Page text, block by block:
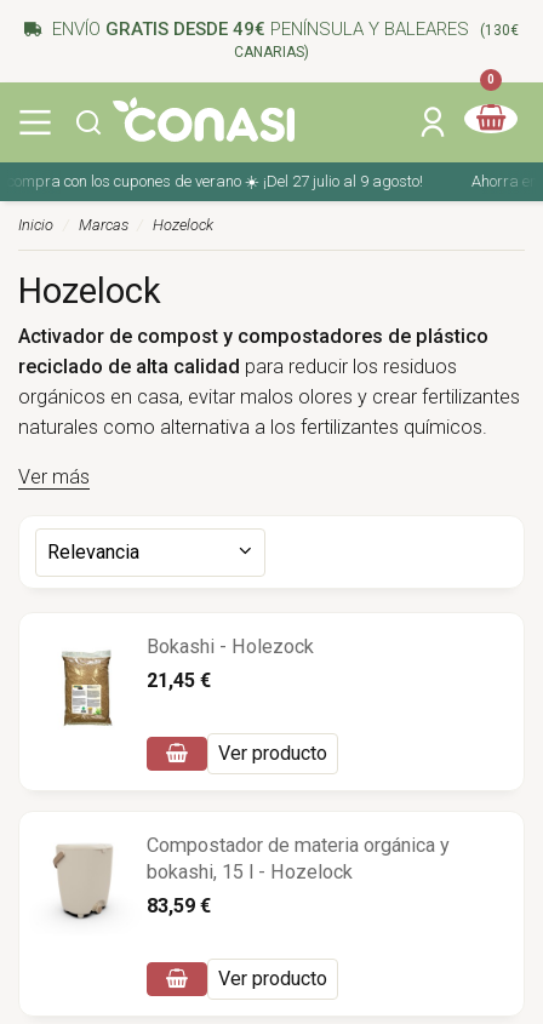
ENVÍO GRATIS DESDE 49€ PENÍNSULA Y BALEARES
(130€
CANARIAS)
0
con los cupones de verano ☀️ ¡Del 27 julio al 9 agosto! Ahorra en
Inicio Marcas Hozelock
Hozelock
Activador de compost y compostadores de plástico
reciclado de alta calidad para reducir los residuos
orgánicos en casa, evitar malos olores y crear fertilizantes
naturales como alternativa a los fertilizantes químicos.
Ver más
Relevancia
Bokashi - Holezock
21,45 €
Ver producto
Compostador de materia orgánica y
bokashi, 15 l - Hozelock
83,59 €
Ver producto